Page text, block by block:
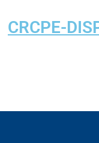
CRCPE-